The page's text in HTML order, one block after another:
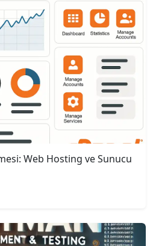
Web Hosting ve Sunucu